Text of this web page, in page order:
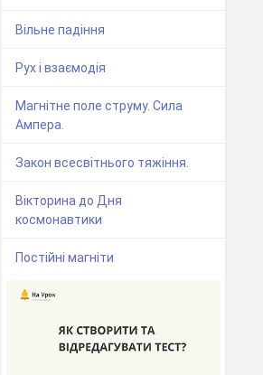
Вільне падіння
Рух і взаємодія
Магнітне поле струму. Сила
Ампера.
Закон всесвітнього тяжіння.
Вікторина до Дня
космонавтики
Постійні магніти